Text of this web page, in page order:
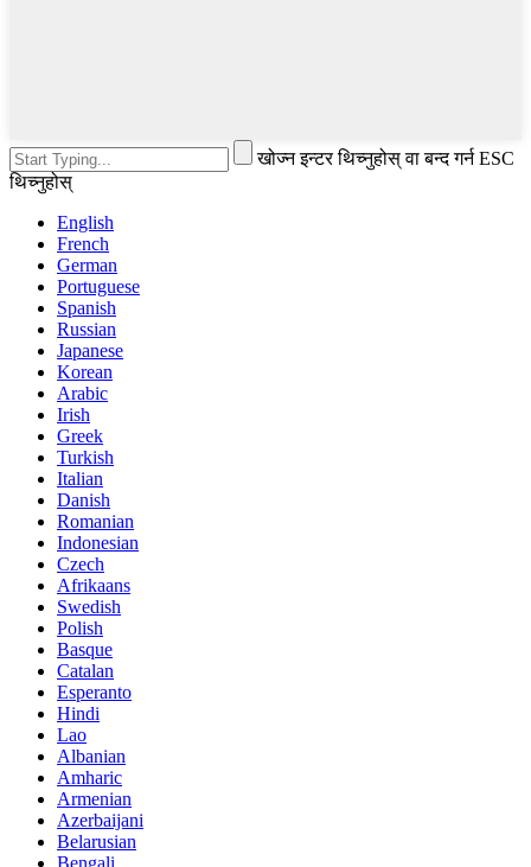
खोज्न इन्टर थिच्नुहोस् वा बन्द गर्न ESC
थिच्नुहोस्
English
French
German
Portuguese
Spanish
Russian
Japanese
Korean
Arabic
Irish
Greek
Turkish
Italian
Danish
Romanian
Indonesian
Czech
Afrikaans
Swedish
Polish
Basque
Catalan
Esperanto
Hindi
Lao
Albanian
Amharic
Armenian
Azerbaijani
Belarusian
Bengali